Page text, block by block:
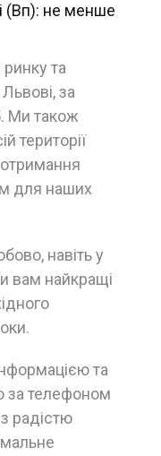
(Вп): не менше
та
за
Ми також
території
для наших
навіть у
вам найкращі
та
за телефоном
радістю